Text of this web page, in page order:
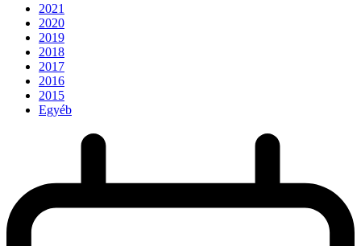
2021
2020
2019
2018
2017
2016
2015
Egyéb